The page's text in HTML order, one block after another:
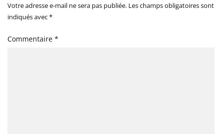
Votre adresse e-mail ne sera pas publiée. Les champs obligatoires sont
indiqués avec*
Commentaire *